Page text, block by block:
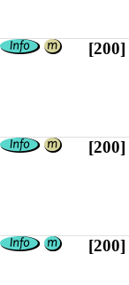
[200]
[200]
[200]